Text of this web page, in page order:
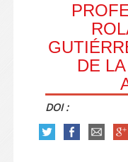
DE
DOI :